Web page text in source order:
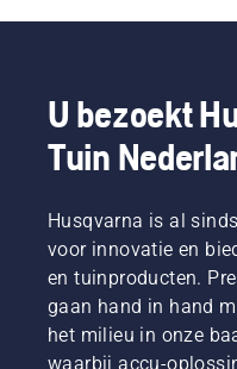
U bezoekt
Tuin
Husqvarna is al
voor innovatie en
en tuinproducten.
gaan hand in hand
het milieu in onze
waarbij accu-